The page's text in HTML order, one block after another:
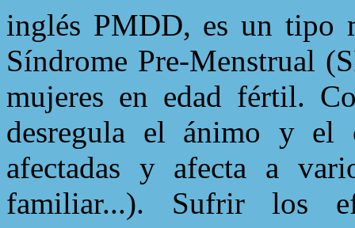
inglés PMDD, es un tipo
Síndrome Pre-Menstrual
mujeres en edad fértil.
desregula el ánimo y el
afectadas y afecta a
familiar...). Sufrir los